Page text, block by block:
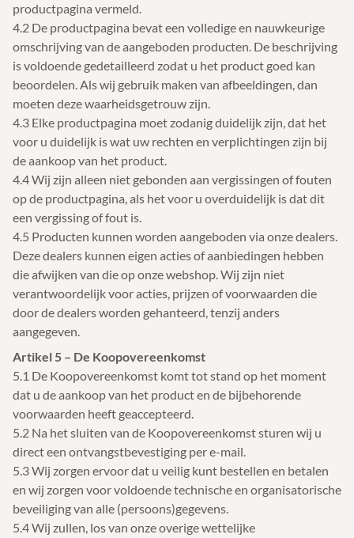
productpagina vermeld.
4.2 De productpagina bevat een volledige en nauwkeurige
omschrijving van de aangeboden producten. De beschrijving
is voldoende gedetailleerd zodat u het product goed kan
beoordelen. Als wij gebruik maken van afbeeldingen, dan
moeten deze waarheidsgetrouw zijn.
4.3 Elke productpagina moet zodanig duidelijk zijn, dat het
voor u duidelijk is wat uw rechten en verplichtingen zijn bij
de aankoop van het product.
4.4 Wij zijn alleen niet gebonden aan vergissingen of fouten
op de productpagina, als het voor u overduidelijk is dat dit
een vergissing of fout is.
4.5 Producten kunnen worden aangeboden via onze dealers.
Deze dealers kunnen eigen acties of aanbiedingen hebben
die afwijken van die op onze webshop. Wij zijn niet
verantwoordelijk voor acties, prijzen of voorwaarden die
door de dealers worden gehanteerd, tenzij anders
aangegeven.
Artikel 5 – De Koopovereenkomst
5.1 De Koopovereenkomst komt tot stand op het moment
dat u de aankoop van het product en de bijbehorende
voorwaarden heeft geaccepteerd.
5.2 Na het sluiten van de Koopovereenkomst sturen wij u
direct een ontvangstbevestiging per e-mail.
5.3 Wij zorgen ervoor dat u veilig kunt bestellen en betalen
en wij zorgen voor voldoende technische en organisatorische
beveiliging van alle (persoons)gegevens.
5.4 Wij zullen, los van onze overige wettelijke